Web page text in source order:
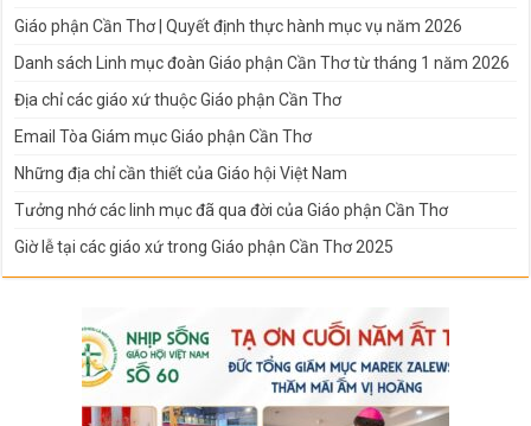
Giáo phận Cần Thơ | Quyết định thực hành mục vụ năm 2026
Danh sách Linh mục đoàn Giáo phận Cần Thơ từ tháng 1 năm 2026
Địa chỉ các giáo xứ thuộc Giáo phận Cần Thơ
Email Tòa Giám mục Giáo phận Cần Thơ
Những địa chỉ cần thiết của Giáo hội Việt Nam
Tưởng nhớ các linh mục đã qua đời của Giáo phận Cần Thơ
Giờ lễ tại các giáo xứ trong Giáo phận Cần Thơ 2025